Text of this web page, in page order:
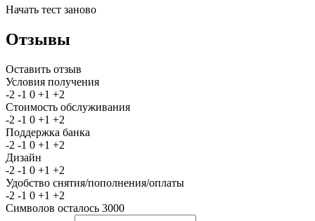
Начать тест заново
Отзывы
Оставить отзыв
Условия получения
-2 -1 0 +1 +2
Стоимость обслуживания
-2 -1 0 +1 +2
Поддержка банка
-2 -1 0 +1 +2
Дизайн
-2 -1 0 +1 +2
Удобство снятия/пополнения/оплаты
-2 -1 0 +1 +2
Символов осталось 3000